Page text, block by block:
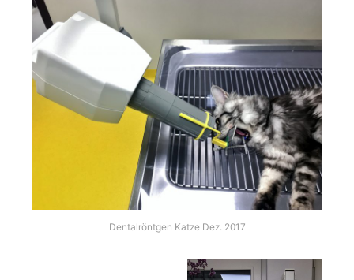
Dentalröntgen Katze Dez. 2017